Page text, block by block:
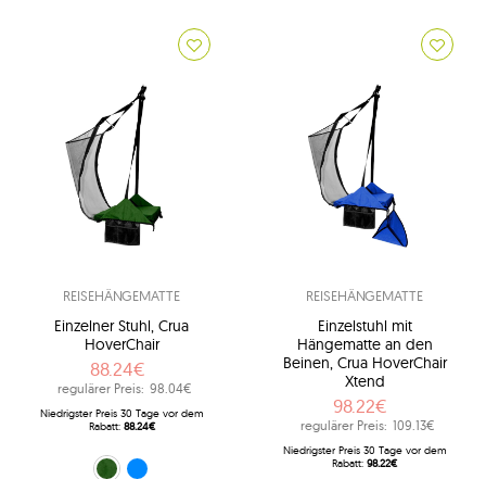
REISEHÄNGEMATTE
Einzelner Stuhl, Crua
HoverChair
88.24€
regulärer Preis: 98.04€
Niedrigster Preis 30 Tage vor dem
Rabatt: 88.24€
Grün (HC-G01)
Blau (HC-G02)
REISEHÄNGEMATTE
Einzelstuhl mit
Hängematte an den
Beinen, Crua HoverChair
Xtend
98.22€
regulärer Preis: 109.13€
Niedrigster Preis 30 Tage vor dem
Rabatt: 98.22€